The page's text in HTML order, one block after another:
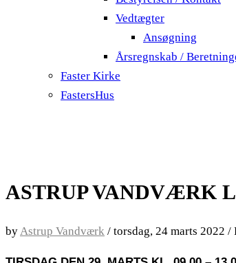
Vedtægter
Ansøgning
Årsregnskab /
Faster Kirke
FastersHus
ASTRUP VANDVÆRK
by Astrup Vandværk / torsdag, 24 marts 2022 /